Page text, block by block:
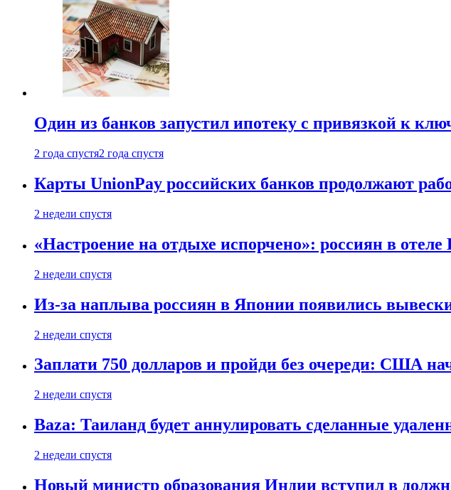
Один из банков запустил ипотеку с привязкой к
2 года спустя2 года спустя
Карты UnionPay российских банков продолжают
2 недели спустя
«Настроение на отдыхе испорчено»: россиян в
2 недели спустя
Из-за наплыва россиян в Японии появились
2 недели спустя
Заплати 750 долларов и пройди без очереди: США
2 недели спустя
Baza: Таиланд будет аннулировать сделанные
2 недели спустя
Новый министр образования Индии вступил в